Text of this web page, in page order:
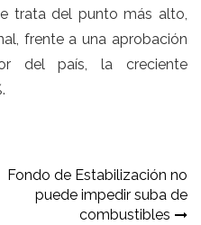
trata del punto más alto,
frente a una aprobación
del país, la creciente
Fondo de Estabilización no
puede impedir suba de
combustibles